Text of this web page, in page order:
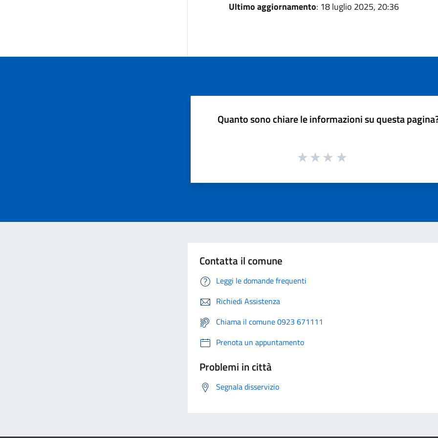
Ultimo aggiornamento: 18 luglio 2025, 20:36
Quanto sono chiare le informazioni su questa
Contatta il comune
Leggi le domande frequenti
Richiedi Assistenza
Chiama il comune 0923 671111
Prenota un appuntamento
Problemi in città
Segnala disservizio